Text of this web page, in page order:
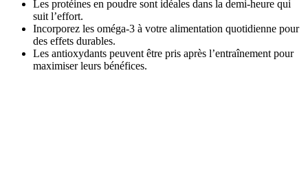
Les protéines en poudre sont idéales dans la demi-heure qui
suit l’effort.
Incorporez les oméga-3 à votre alimentation quotidienne pour
des effets durables.
Les antioxydants peuvent être pris après l’entraînement pour
maximiser leurs bénéfices.